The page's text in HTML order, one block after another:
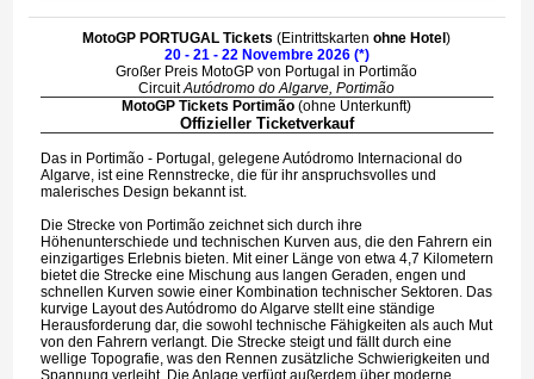
MotoGP PORTUGAL Tickets (Eintrittskartenohne Hotel)
20 - 21 - 22 Novembre 2026 (*)
Großer Preis MotoGP von Portugal in Portimão
CircuitAutódromo do Algarve, Portimão
MotoGP Tickets Portimão (ohne Unterkunft)
Offizieller Ticketverkauf
Das in Portimão - Portugal, gelegene Autódromo Internacional do
Algarve, ist eine Rennstrecke, die für ihr anspruchsvolles und
malerisches Design bekannt ist.
Die Strecke von Portimão zeichnet sich durch ihre
Höhenunterschiede und technischen Kurven aus, die den Fahrern ein
einzigartiges Erlebnis bieten. Mit einer Länge von etwa 4,7 Kilometern
bietet die Strecke eine Mischung aus langen Geraden, engen und
schnellen Kurven sowie einer Kombination technischer Sektoren. Das
kurvige Layout des Autódromo do Algarve stellt eine ständige
Herausforderung dar, die sowohl technische Fähigkeiten als auch Mut
von den Fahrern verlangt. Die Strecke steigt und fällt durch eine
wellige Topografie, was den Rennen zusätzliche Schwierigkeiten und
Spannung verleiht. Die Anlage verfügt außerdem über moderne